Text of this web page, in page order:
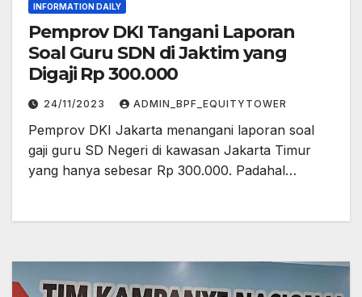
INFORMATION DAILY
Pemprov DKI Tangani Laporan
Soal Guru SDN di Jaktim yang
Digaji Rp 300.000
24/11/2023 ADMIN_BPF_EQUITYTOWER
Pemprov DKI Jakarta menangani laporan soal
gaji guru SD Negeri di kawasan Jakarta Timur
yang hanya sebesar Rp 300.000. Padahal…